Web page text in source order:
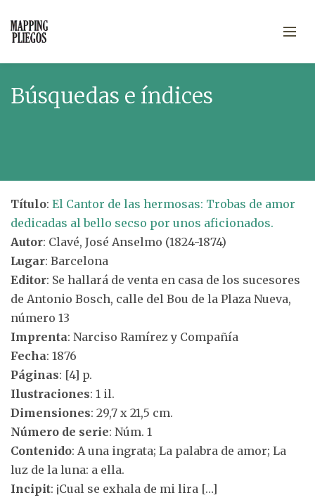
Búsquedas e índices
Título: El Cantor de las hermosas: Trobas de amor
dedicadas al bello secso por unos aficionados.
Autor: Clavé, José Anselmo (1824-1874)
Lugar: Barcelona
Editor: Se hallará de venta en casa de los sucesores
de Antonio Bosch, calle del Bou de la Plaza Nueva,
número 13
Imprenta: Narciso Ramírez y Compañía
Fecha: 1876
Páginas: [4] p.
Ilustraciones: 1 il.
Dimensiones: 29,7 x 21,5 cm.
Número de serie: Núm. 1
Contenido: A una ingrata; La palabra de amor; La
luz de la luna: a ella.
Incipit: ¡Cual se exhala de mi lira […]